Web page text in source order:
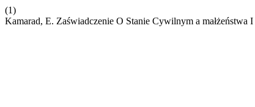
(1)
Kamarad, E. Zaświadczenie O Stanie Cywilnym a małżeństwa